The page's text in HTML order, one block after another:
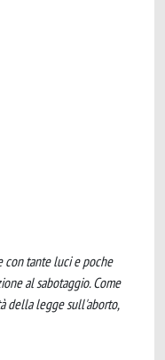
con tante luci e poche
al sabotaggio. Come
della legge sull'aborto,